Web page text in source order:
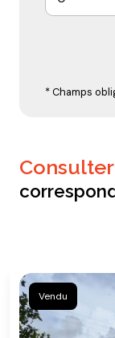
* Champs
Vendu